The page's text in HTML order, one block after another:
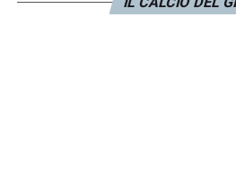
questo lasso di tempo è